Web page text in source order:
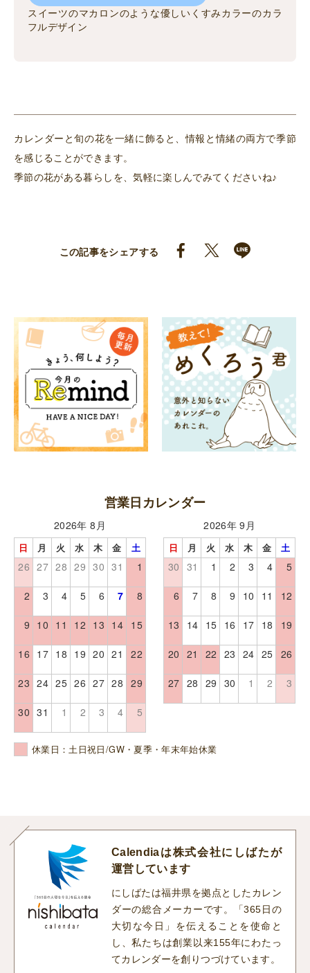
スイーツのマカロンのような優しいくすみカラーのカラ
フルデザイン
カレンダーと旬の花を一緒に飾ると、情報と情緒の両方で季節
を感じることができます。
季節の花がある暮らしを、気軽に楽しんでみてくださいね♪
この記事をシェアする
営業日カレンダー
2026年 8月
日 月 火 水 木 金 土
26 27 28 29 30 31 1
2 3 4 5 6 7 8
9 10 11 12 13 14 15
16 17 18 19 20 21 22
23 24 25 26 27 28 29
30 31 1 2 3 4 5
2026年 9月
日 月 火 水 木 金 土
30 31 1 2 3 4 5
6 7 8 9 10 11 12
13 14 15 16 17 18 19
20 21 22 23 24 25 26
27 28 29 30 1 2 3
休業日：土日祝日/GW・夏季・年末年始休業
Calendiaは株式会社にしばたが
運営しています
にしばたは福井県を拠点としたカレン
ダーの総合メーカーです。「365日の
大切な今日」を伝えることを使命と
し、私たちは創業以来155年にわたっ
てカレンダーを創りつづけています。